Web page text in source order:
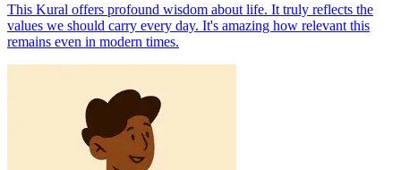
This Kural offers profound wisdom about life. It truly reflects the
values we should carry every day. It's amazing how relevant this
remains even in modern times.